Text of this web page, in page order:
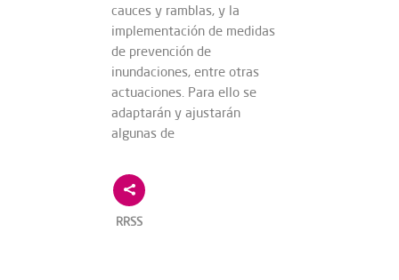
cauces y ramblas, y la
implementación de medidas
de prevención de
inundaciones, entre otras
actuaciones. Para ello se
adaptarán y ajustarán
algunas de
RRSS